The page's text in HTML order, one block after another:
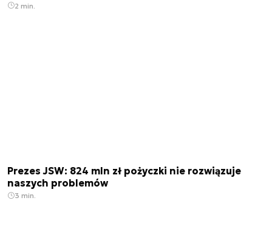
2 min.
Prezes JSW: 824 mln zł pożyczki nie rozwiązuje
naszych problemów
3 min.